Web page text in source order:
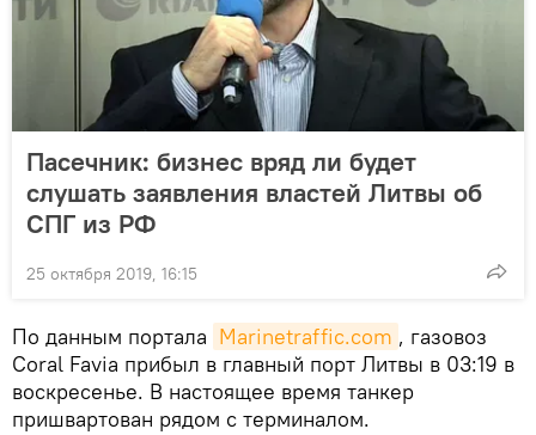
Пасечник: бизнес вряд ли будет
слушать заявления властей Литвы об
СПГ из РФ
25 октября 2019, 16:15
По данным портала Marinetraffic.com , газовоз
Coral Favia прибыл в главный порт Литвы в 03:19 в
воскресенье. В настоящее время танкер
пришвартован рядом с терминалом.